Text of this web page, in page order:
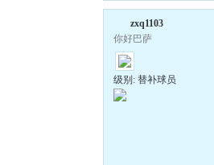
zxq1103
你好巴萨
级别: 替补球员